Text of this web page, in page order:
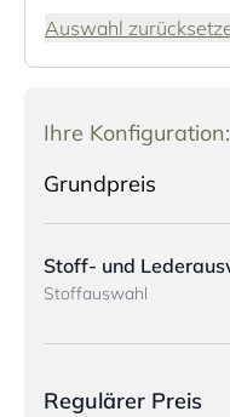
Auswahl
Ihre Konfiguration:
Grundpreis
Stoff- und
Stoffauswahl
Regulärer Preis